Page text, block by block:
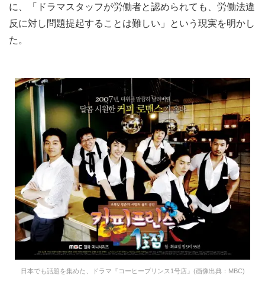
に、「ドラマスタッフが労働者と認められても、労働法違
反に対し問題提起することは難しい」という現実を明かし
た。
日本でも話題を集めた、ドラマ『コーヒープリンス1号店』(画像出典：MBC)